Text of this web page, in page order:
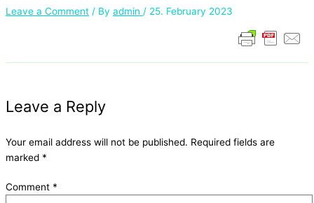
Leave a Comment / By admin / 25. February 2023
Leave a Reply
Your email address will not be published. Required fields are
marked *
Comment *